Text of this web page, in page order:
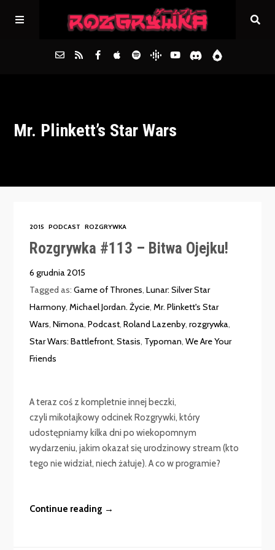
Archiwum
Mr. Plinkett’s Star Wars
2015 PODCAST ROZGRYWKA
Rozgrywka #113 – Bitwa Ojejku!
6 grudnia 2015
Tagged as:Game of Thrones,Lunar: Silver Star
Harmony,Michael Jordan. Życie,Mr. Plinkett's Star
Wars,Nimona,Podcast,Roland Lazenby,rozgrywka,
Star Wars: Battlefront,Stasis, Typoman,We Are Your
Friends
A teraz coś z kompletnie innej beczki,
czyli mikołajkowy odcinek Rozgrywki, który
udostępniamy kilka dni po wiekopomnym
wydarzeniu, jakim okazał się urodzinowy stream (kto
tego nie widział, niech żałuje). A co w programie?
Continue reading →